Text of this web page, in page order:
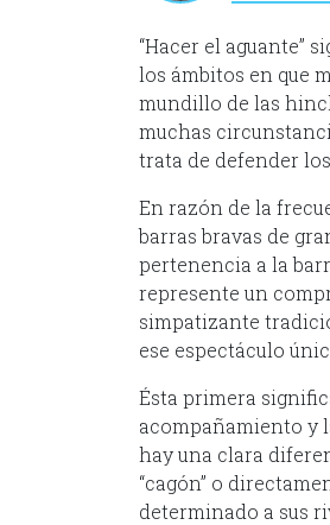
“Hacer el aguante”
los ámbitos en que
mundillo de las
muchas
trata de defender
En razón de la
barras bravas de
pertenencia a la
represente un
simpatizante
ese espectáculo
Ésta primera
acompañamiento y
hay una clara
“cagón” o
determinado a sus